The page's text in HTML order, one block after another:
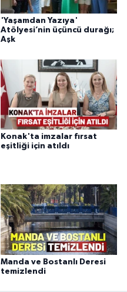
'Yaşamdan Yazıya'
Atölyesi’nin üçüncü durağı;
Aşk
Konak'ta imzalar fırsat
eşitliği için atıldı
Manda ve Bostanlı Deresi
temizlendi